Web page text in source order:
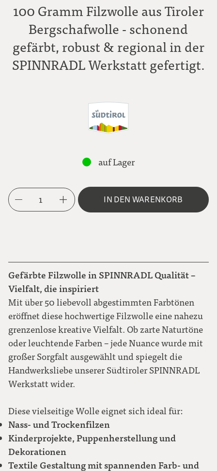
100 Gramm Filzwolle aus Tiroler
Bergschafwolle - schonend
gefärbt, robust & regional in der
SPINNRADL Werkstatt gefertigt.
auf Lager
1 IN DEN WARENKORB
Gefärbte Filzwolle in SPINNRADL Qualität –
Vielfalt, die inspiriert
Mit über 50 liebevoll abgestimmten Farbtönen
eröffnet diese hochwertige Filzwolle eine nahezu
grenzenlose kreative Vielfalt. Ob zarte Naturtöne
oder leuchtende Farben – jede Nuance wurde mit
großer Sorgfalt ausgewählt und spiegelt die
Handwerksliebe unserer Südtiroler SPINNRADL
Werkstatt wider.
Diese vielseitige Wolle eignet sich ideal für:
Nass- und Trockenfilzen
Kinderprojekte, Puppenherstellung und
Dekorationen
Textile Gestaltung mit spannenden Farb- und